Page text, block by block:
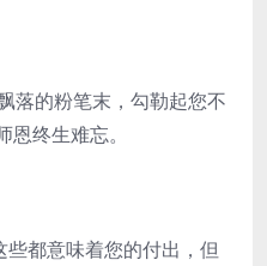
落的粉笔末，勾勒起您不
终生难忘。
都意味着您的付出，但